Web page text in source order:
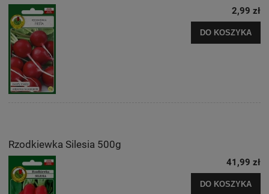
2,99 zł
DO KOSZYKA
Rzodkiewka Silesia 500g
41,99 zł
DO KOSZYKA